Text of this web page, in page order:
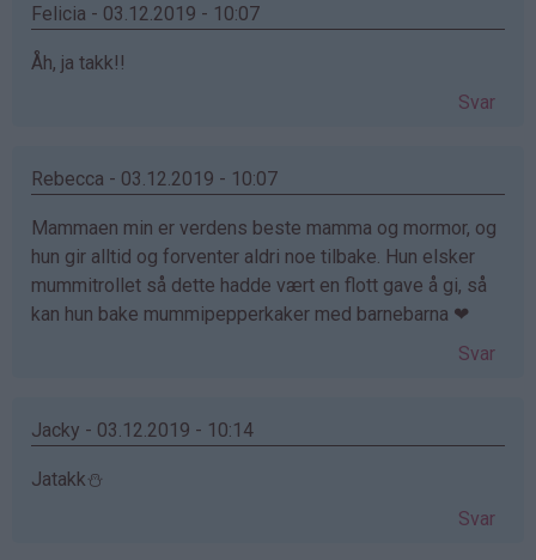
Felicia - 03.12.2019 - 10:07
Åh, ja takk!!
Svar
Rebecca - 03.12.2019 - 10:07
Mammaen min er verdens beste mamma og mormor, og
hun gir alltid og forventer aldri noe tilbake. Hun elsker
mummitrollet så dette hadde vært en flott gave å gi, så
kan hun bake mummipepperkaker med barnebarna ❤
Svar
Jacky - 03.12.2019 - 10:14
Jatakk⛄️
Svar